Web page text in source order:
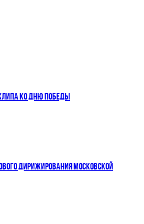
КО ДНЮ ПОБЕДЫ
ДИРИЖИРОВАНИЯ МОСКОВСКОЙ